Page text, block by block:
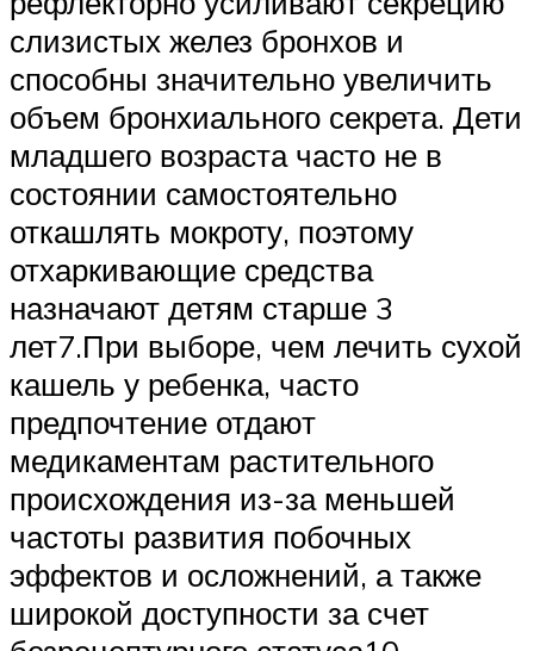
слизистых желез бронхов и
способны значительно увеличить
объем бронхиального секрета. Дети
младшего возраста часто не в
состоянии самостоятельно
откашлять мокроту, поэтому
отхаркивающие средства
назначают детям старше 3
лет7.При выборе, чем лечить сухой
кашель у ребенка, часто
предпочтение отдают
медикаментам растительного
происхождения из-за меньшей
частоты развития побочных
эффектов и осложнений, а также
широкой доступности за счет